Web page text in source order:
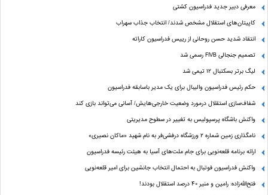
معرفی دبیر جدید فدراسیون کشتی
کاپیتان‌های استقلال مشخص شدند/ انتخاب جذاب سهراب
انتقاد شدید حسن روحانی از رییس فدراسیون کاراته
تصمیم جنجالی FIVB رسمی شد
لیگ برتر بسکتبال ۱۲ تیمی شد
حکم رئیس فدراسیون والیبال برای یک مدیر باسابقه فدراسیون
شفاف‌سازی استقلال درمورد وضعیت خارجی‌هایش/ آسانی می‌تواند بازی کند
واکنش باشگاه پرسپولیس به تغییر در سطوح مدیریتی
نامگذاری زمین شماره ۲ ورزشگاه درفشی‌فر به نام شهید «ماکان نصیری»
ارائه برنامه‌ قلعه‌نویی برای جام ملت‌های آسیا به هیئت رئیسه فدراسیون
واکنش فدراسیون فوتبال به احتمال انتخاب جانشین برای امیر قلعه‌نویی
فتح‌الله‌زاده: رامین و منیر 40 درصد استقلال بودند!